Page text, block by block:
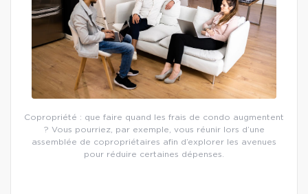
Copropriété : que faire quand les frais de condo augmentent
? Vous pourriez, par exemple, vous réunir lors d’une
assemblée de copropriétaires afin d’explorer les avenues
pour réduire certaines dépenses.